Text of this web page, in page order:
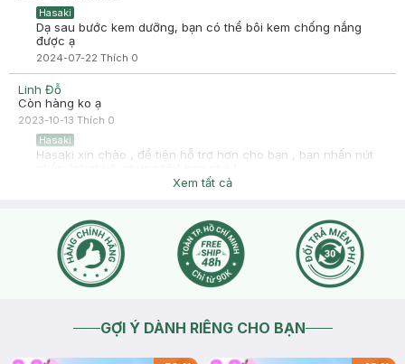
Hasaki
Dạ sau bước kem dưỡng, bạn có thể bôi kem chống nắng
được ạ
2024-07-22 Thích 0
Linh Đỗ
Còn hàng ko ạ
2023-10-13 Thích 0
Hasaki
Hasaki xin chào , để tiện hỗ trợ hơn cho bạn , bạn nhấn nút
Xem tất cả
GỢI Ý DÀNH RIÊNG CHO BẠN